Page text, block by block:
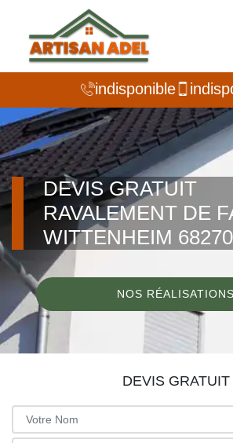
indisponible
DEVIS GRATUIT
RAVALEMENT DE
WITTENHEIM 68270
NOS RÉALISATIONS
DEVIS GRATUIT